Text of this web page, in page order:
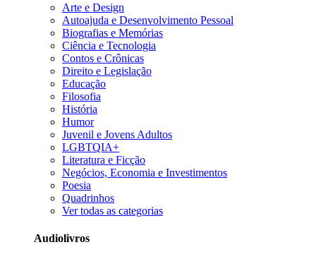
Arte e Design
Autoajuda e Desenvolvimento Pessoal
Biografias e Memórias
Ciência e Tecnologia
Contos e Crônicas
Direito e Legislação
Educação
Filosofia
História
Humor
Juvenil e Jovens Adultos
LGBTQIA+
Literatura e Ficção
Negócios, Economia e Investimentos
Poesia
Quadrinhos
Ver todas as categorias
Audiolivros